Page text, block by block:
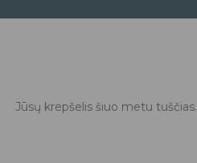
Jūsų krepšelis šiuo metu tuščias.